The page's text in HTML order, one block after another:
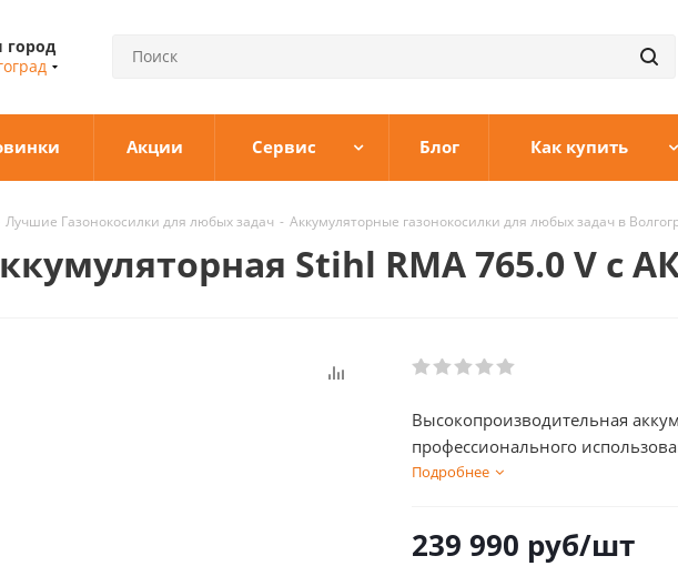
город
Акции Сервис Блог Как купить
Лучшие Газонокосилки для любых задач - Аккумуляторные газонокосилки для любых задач в
Stihl RMA 765.0 V с
Высокопроизводительная
профессионального
Подробнее
239 990 руб/шт